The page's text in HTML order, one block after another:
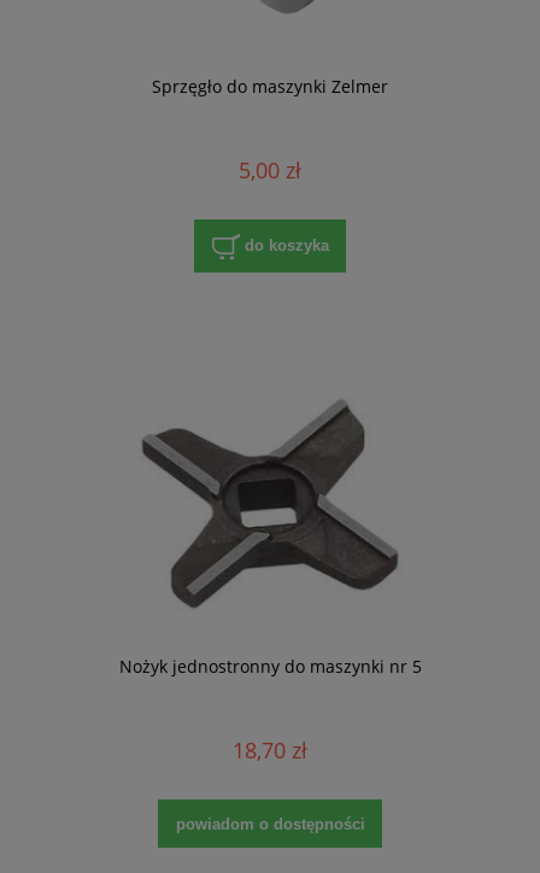
Sprzęgło do maszynki Zelmer
5,00 zł
do koszyka
Nożyk jednostronny do maszynki nr 5
18,70 zł
powiadom o dostępności